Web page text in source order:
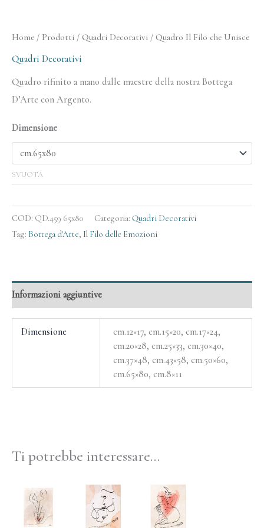
Home / Prodotti / Quadri Decorativi / Quadro Il Filo che Unisce
Quadri Decorativi
Quadro rifinito a mano dalle maestre della nostra Bottega
D’Arte con Argento.
Dimensione
SVUOTA
COD: QD.459 65x80 Categoria: Quadri Decorativi
Tag: Bottega d'Arte, Il Filo delle Emozioni
Informazioni aggiuntive
Dimensione
cm.12×17, cm.15×20, cm.17×24,
cm.20×28, cm.25×33, cm.30×40,
cm.37×48, cm.43×58, cm.50×60,
cm.65×80, cm.8×11
Ti potrebbe interessare…